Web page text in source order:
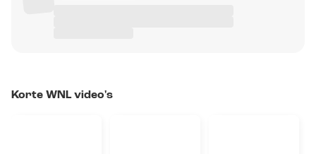
Korte WNL video's